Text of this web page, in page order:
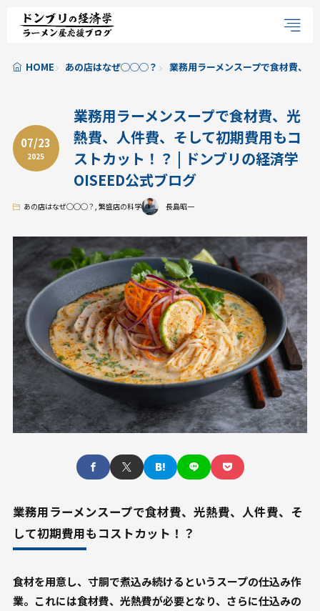
HOME あの店はなぜ◯◯◯？ 業務用ラーメンスープで食材費、
07/23
2025
業務用ラーメンスープで食材費、光
熱費、人件費、そして初期費用もコ
ストカット！？ | ドンブリの経済学
OISEED公式ブログ
あの店はなぜ◯◯◯？ , 繁盛店の科学 長島昭一
業務用ラーメンスープで食材費、光熱費、人件費、そ
して初期費用もコストカット！？
食材を用意し、寸胴で煮込み続けるというスープの仕込み作
業。これには食材費、光熱費が必要となり、さらに仕込みの